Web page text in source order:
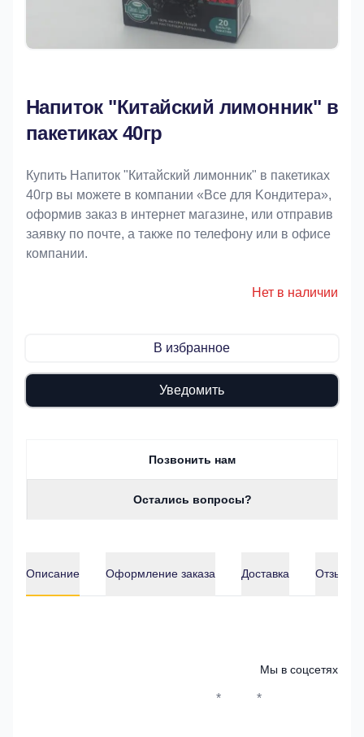
Напиток "Китайский лимонник" в
пакетиках 40гр
Купить Напиток "Китайский лимонник" в пакетиках
40гр вы можете в компании «Bce для Koндитeрa»,
оформив заказ в интернет магазине, или отправив
заявку по почте, а также по телефону или в офисе
компании.
Нет в наличии
В избранное
Уведомить
Позвонить нам
Остались вопросы?
Описание Оформление заказа Доставка Отзывы
Мы в соцсетях
* *